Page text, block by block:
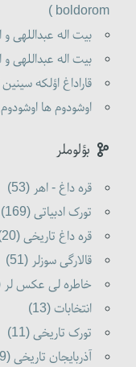
boldorom )
بیت اله عبداللهی و
بیت اله عبداللهی و
قاراداغ اؤلکه
اوشودوم ها اوشودوم
بؤلوملر
قره داغ - اهر (53)
تورک ادبیاتی (169)
قره داغ تاریخی (20)
قالارگی سوزلر (51)
خاطره لی عکس لر
انتخابات (13)
تورک تاریخی (11)
آذربایجان تاریخی (9)